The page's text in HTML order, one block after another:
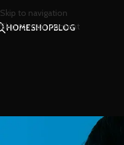
Skip to navigation
Skip to main content
HOMESHOPBLOG